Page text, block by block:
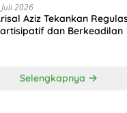
2026
Aziz Tekankan
dan Berkeadilan
Selengkapnya